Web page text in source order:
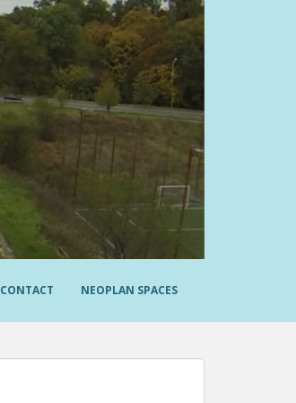
CONTACT NEOPLAN SPACES